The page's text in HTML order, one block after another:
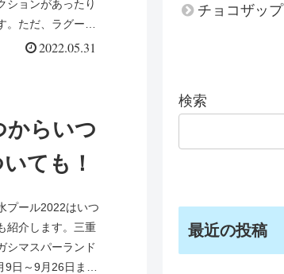
ションがあったり
ただ、ラグーナ
2022.05.31
からいつ
ても！
プール2022はいつ
紹介します。三重
シマスパーランド
日～9月26日まで
チョコザップ
検索
最近の投稿